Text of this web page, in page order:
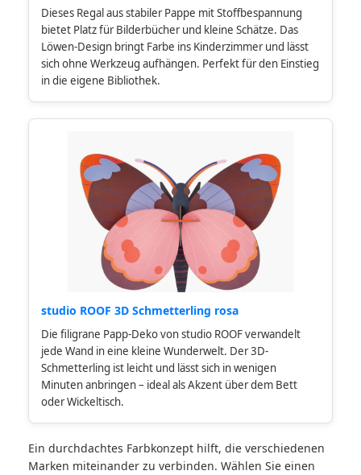
Dieses Regal aus stabiler Pappe mit Stoffbespannung
bietet Platz für Bilderbücher und kleine Schätze. Das
Löwen-Design bringt Farbe ins Kinderzimmer und lässt
sich ohne Werkzeug aufhängen. Perfekt für den Einstieg
in die eigene Bibliothek.
studio ROOF 3D Schmetterling rosa
Die filigrane Papp-Deko von studio ROOF verwandelt
jede Wand in eine kleine Wunderwelt. Der 3D-
Schmetterling ist leicht und lässt sich in wenigen
Minuten anbringen – ideal als Akzent über dem Bett
oder Wickeltisch.
Ein durchdachtes Farbkonzept hilft, die verschiedenen
Marken miteinander zu verbinden. Wählen Sie einen